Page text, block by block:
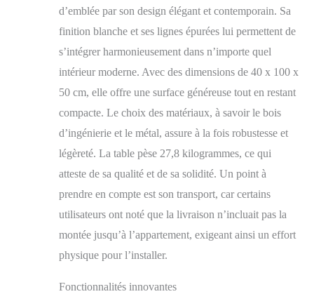
confortables aux
animés, cette table
basse LED moderne
offre tout ce dont vous
avec Fonction de
Levage. -- La table
plaque de levage
étendue avec vérins à
gaz pour un levage
Transformez votre
salon en un espace de
travail ou salle à
manger personnel et
Basse avec Station de
d’emblée par son design élégant et contemporain. Sa
finition blanche et ses lignes épurées lui permettent de
s’intégrer harmonieusement dans n’importe quel
intérieur moderne. Avec des dimensions de 40 x 100 x
50 cm, elle offre une surface généreuse tout en restant
compacte. Le choix des matériaux, à savoir le bois
d’ingénierie et le métal, assure à la fois robustesse et
légèreté. La table pèse 27,8 kilogrammes, ce qui
atteste de sa qualité et de sa solidité. Un point à
prendre en compte est son transport, car certains
utilisateurs ont noté que la livraison n’incluait pas la
montée jusqu’à l’appartement, exigeant ainsi un effort
physique pour l’installer.
Fonctionnalités innovantes